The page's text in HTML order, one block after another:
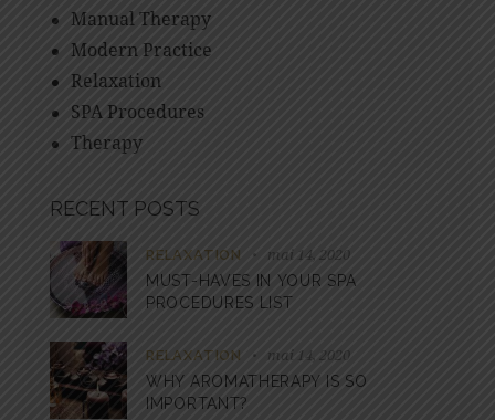
Manual Therapy
Modern Practice
Relaxation
SPA Procedures
Therapy
RECENT POSTS
RELAXATION mai 14, 2020
MUST-HAVES IN YOUR SPA
PROCEDURES LIST
RELAXATION mai 14, 2020
WHY AROMATHERAPY IS SO
IMPORTANT?